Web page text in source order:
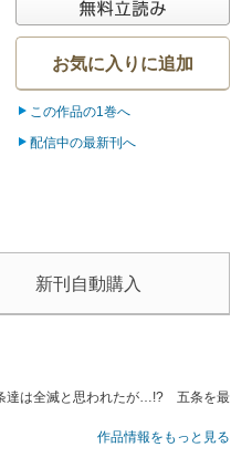
お気に入りに追加
この作品の1巻へ
配信中の最新刊へ
新刊自動購入
条達は全滅と思われたが…!? 五条を最
作品情報をもっと見る